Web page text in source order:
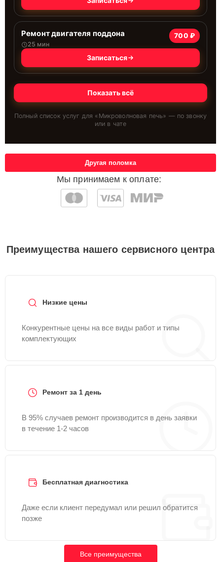
Ремонт двигателя поддона
25 мин
700 ₽
Записаться
Показать всё
Полный список услуг для « Микроволновая печь» — по звонку
или в чате
Мы принимаем к оплате:
Другая поломка
Преимущества нашего сервисного центра
Низкие цены
Конкурентные цены на все виды работ и типы
комплектующих
Ремонт за 1 день
В 95% случаев ремонт производится в день заявки
в течение 1-2 часов
Бесплатная диагностика
Даже если клиент передумал или решил обратится
позже
Все преимущества